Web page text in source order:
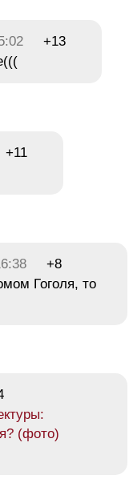
+13
+11
+8
Гоголя, то
(фото)